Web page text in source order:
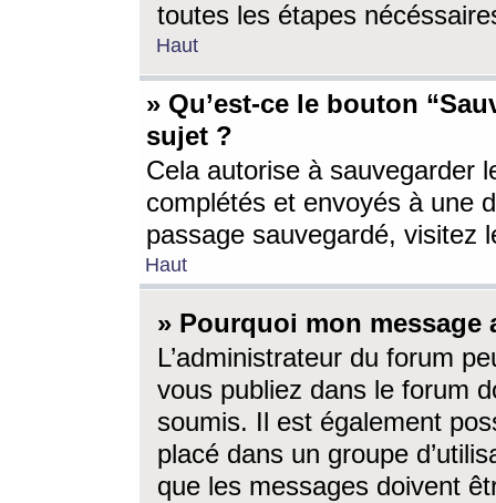
toutes les étapes
Haut
» Qu’est-ce le bouton
sujet ?
Cela autorise à sauvegarder
complétés et envoyés à une
passage sauvegardé, visitez
Haut
» Pourquoi mon message
L’administrateur du forum
vous publiez dans le forum
soumis. Il est également
placé dans un groupe
que les messages doivent